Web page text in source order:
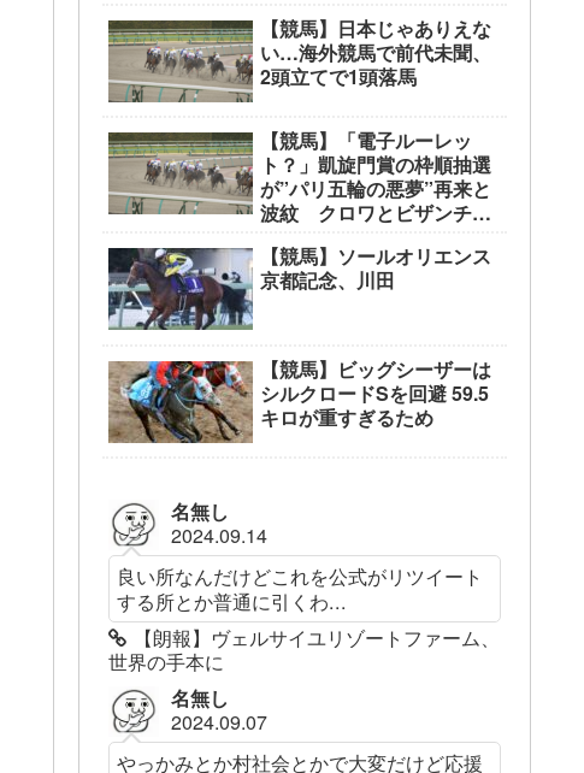
【競馬】日本じゃありえな
い…海外競馬で前代未聞、
2頭立てで1頭落馬
【競馬】「電子ルーレッ
ト？」凱旋門賞の枠順抽選
が”パリ五輪の悪夢”再来と
波紋 クロワとビザンチン
【競馬】ソールオリエンス
京都記念、川田
【競馬】ビッグシーザーは
シルクロードSを回避 59.5
キロが重すぎるため
名無し
2024.09.14
良い所なんだけどこれを公式がリツイート
する所とか普通に引くわ...
【朗報】ヴェルサイユリゾートファーム、
世界の手本に
名無し
2024.09.07
やっかみとか村社会とかで大変だけど応援